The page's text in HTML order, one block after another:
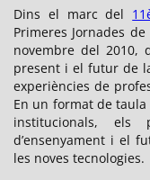
Dins el marc del
Primeres Jornades
novembre del 2010,
present i el futur de
experiències de
En un format de
institucionals, els
d’ensenyament i el
les noves tecnologies.